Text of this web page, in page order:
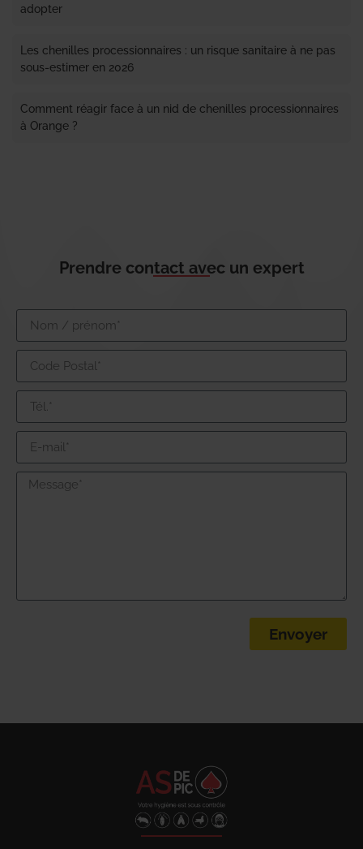
adopter
Les chenilles processionnaires : un risque sanitaire à ne pas
sous-estimer en 2026
Comment réagir face à un nid de chenilles processionnaires
à Orange ?
Prendre contact avec un expert
Envoyer